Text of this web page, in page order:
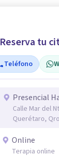
Reserva tu
Teléfono
Presencial
Calle Mar del
Querétaro,
Online
Terapia online